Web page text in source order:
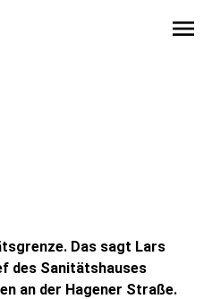
menu
Das sagt Lars
des Sanitätshauses
an der Hagener Straße.